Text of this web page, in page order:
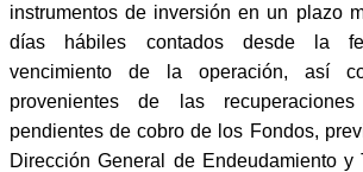
instrumentos de inversión en un plazo
días hábiles contados desde la
vencimiento de la operación, así
provenientes de las
pendientes de cobro de los Fondos,
Dirección General de Endeudamiento y